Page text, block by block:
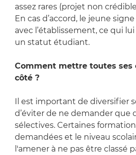
assez rares (projet non
En cas d’accord, le jeune
avec l’établissement, ce qui
un statut étudiant.
Comment mettre toutes ses
côté ?
Il est important de diversifier
d’éviter de ne demander que
sélectives. Certaines
demandées et le niveau
l'amener à ne pas être classé